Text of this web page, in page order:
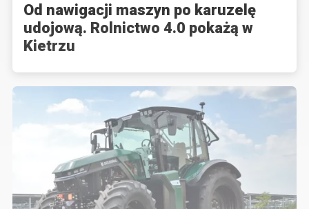
Od nawigacji maszyn po karuzelę
udojową. Rolnictwo 4.0 pokażą w
Kietrzu